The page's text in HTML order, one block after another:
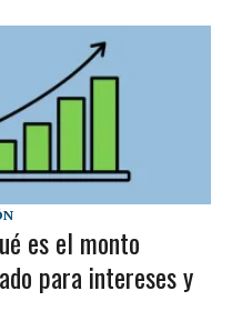
es el monto
para intereses y